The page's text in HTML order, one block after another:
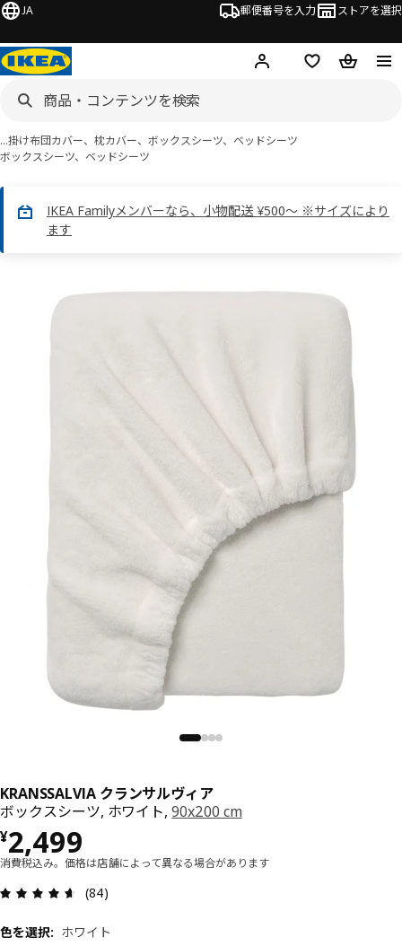
JA 郵便番号を入力 ストアを選択
ログイン・新規入会
欲しいものリスト
カート
…掛け布団カバー、枕カバー、ボックスシーツ、ベッドシーツ
ボックスシーツ、ベッドシーツ
IKEA Familyメンバーなら、小物配送 ¥500～ ※サイズにより
ます
クランサルヴィア画像
KRANSSALVIA クランサルヴィア
ボックスシーツ, ホワイト,90x200 cm
¥2,499
価格 ¥ 2499
消費税込み。価格は店舗によって異なる場合があります
(84)
色を選択: ホワイト